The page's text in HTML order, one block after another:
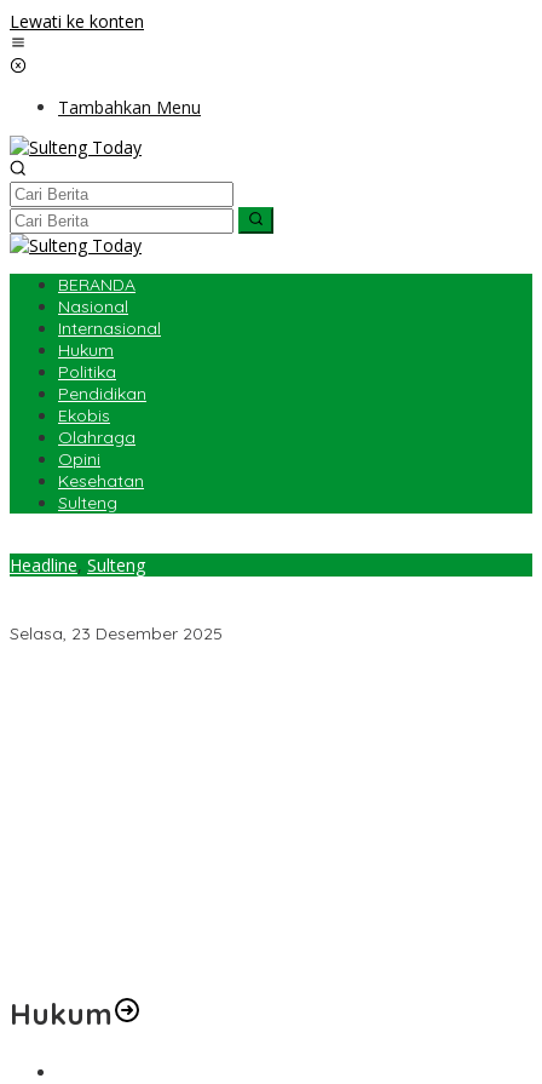
Lewati ke konten
Tambahkan Menu
BERANDA
Nasional
Internasional
Hukum
Politika
Pendidikan
Ekobis
Olahraga
Opini
Kesehatan
Sulteng
Headline, Sulteng
Selasa, 23 Desember 2025
Hukum